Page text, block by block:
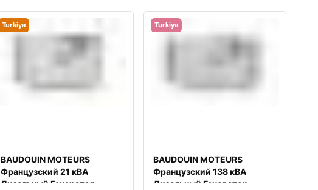
Turkiya
BAUDOUIN MOTEURS
Французский 21 кВА
Дизельный Генератор
Turkiya
BAUDOUIN MOTEURS
Французский 138 кВА
Дизельный Генератор